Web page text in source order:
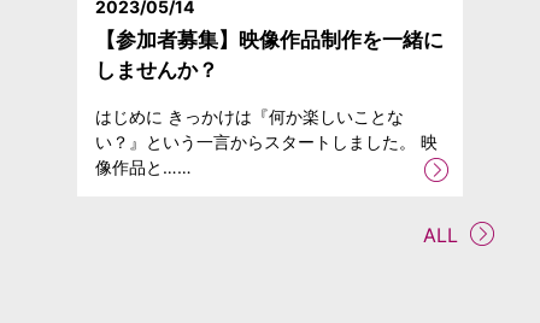
2023/05/14
【参加者募集】映像作品制作を一緒に
しませんか？
はじめに きっかけは『何か楽しいことな
い？』という一言からスタートしました。 映
像作品と……
ALL